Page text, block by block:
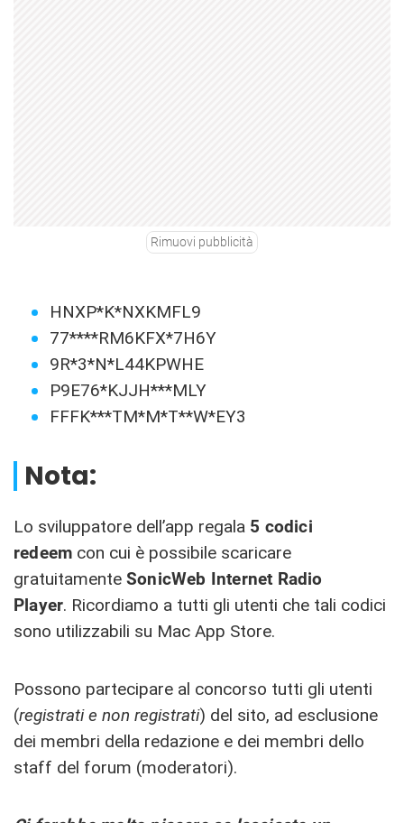
Rimuovi pubblicità
HNXP*K*NXKMFL9
77****RM6KFX*7H6Y
9R*3*N*L44KPWHE
P9E76*KJJH***MLY
FFFK***TM*M*T**W*EY3
Nota:
Lo sviluppatore dell’app regala 5 codici
redeem con cui è possibile scaricare
gratuitamente SonicWeb Internet Radio
Player. Ricordiamo a tutti gli utenti che tali codici
sono utilizzabili su Mac App Store.
Possono partecipare al concorso tutti gli utenti
(registrati e non registrati) del sito, ad esclusione
dei membri della redazione e dei membri dello
staff del forum (moderatori).